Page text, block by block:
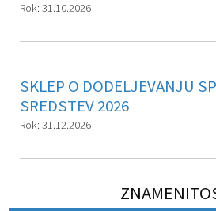
Rok: 31.10.2026
SKLEP O DODELJEVANJU
SREDSTEV 2026
Rok: 31.12.2026